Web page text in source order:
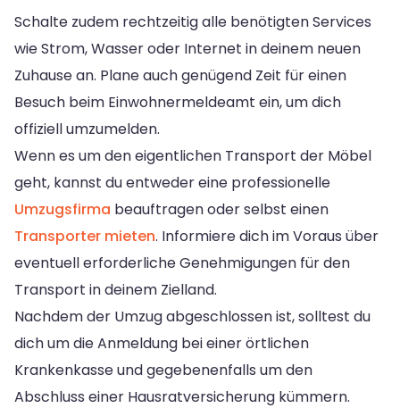
Schalte zudem rechtzeitig alle benötigten Services
wie Strom, Wasser oder Internet in deinem neuen
Zuhause an. Plane auch genügend Zeit für einen
Besuch beim Einwohnermeldeamt ein, um dich
offiziell umzumelden.
Wenn es um den eigentlichen Transport der Möbel
geht, kannst du entweder eine professionelle
Umzugsfirma beauftragen oder selbst einen
Transporter mieten. Informiere dich im Voraus über
eventuell erforderliche Genehmigungen für den
Transport in deinem Zielland.
Nachdem der Umzug abgeschlossen ist, solltest du
dich um die Anmeldung bei einer örtlichen
Krankenkasse und gegebenenfalls um den
Abschluss einer Hausratversicherung kümmern.